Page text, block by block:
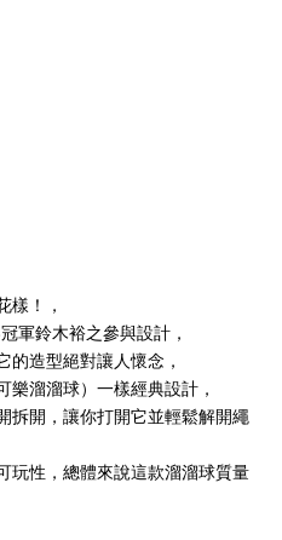
樣！，
軍鈴木裕之參與設計，
的造型絕對讓人懷念，
樂溜溜球）一樣經典設計，
拆開，讓你打開它並輕鬆解開繩
玩性，總體來說這款溜溜球質量